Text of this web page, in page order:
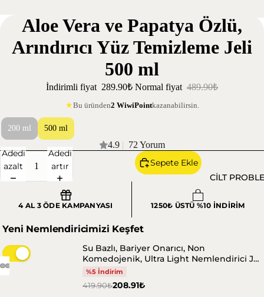
CİLT
Aloe Vera ve Papatya Özlü,
Arındırıcı Yüz Temizleme Jeli
500 ml
İndirimli fiyat 289.90₺ Normal fiyat 489.90₺
★Bu üründen2 WiwiPointkazanabilirsin.
200 ml 500 ml
4.9 | 72 Yorum
Adedi
azalt
Adedi
artır
Sepete Ekle
4 AL 3 ÖDE KAMPANYASI 1250₺ ÜSTÜ %10 İNDİRİM
Yeni Nemlendiricimizi Keşfet
Su Bazlı, Bariyer Onarıcı, Non
Komedojenik, Ultra Light Nemlendirici Jel
Krem 100 ml
%5 İndirim
419.90₺208.91₺